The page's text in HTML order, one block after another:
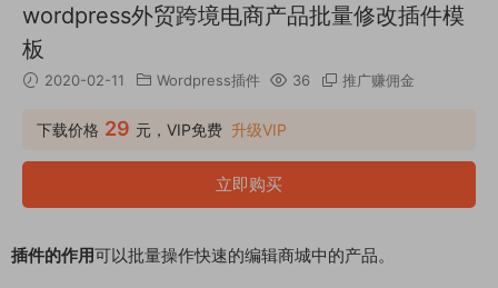
wordpress外贸跨境电商产品批量修改插件模
板
2020-02-11 Wordpress插件 36 推广赚佣金
下载价格 29 元，VIP免费 升级VIP
立即购买
插件的作用可以批量操作快速的编辑商城中的产品。